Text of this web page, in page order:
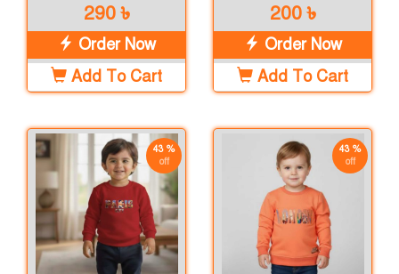
290 ৳
Order Now
Add To Cart
200 ৳
Order Now
Add To Cart
43 %
off
43 %
off